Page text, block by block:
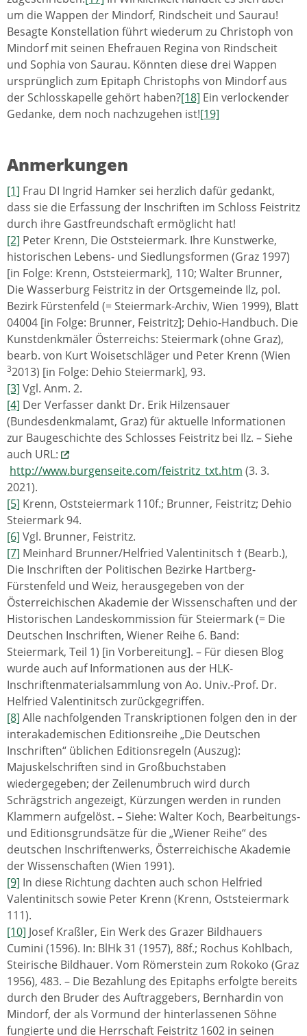
um die Wappen der Mindorf, Rindscheit und Saurau!
Besagte Konstellation führt wiederum zu Christoph von
Mindorf mit seinen Ehefrauen Regina von Rindscheit
und Sophia von Saurau. Könnten diese drei Wappen
ursprünglich zum Epitaph Christophs von Mindorf aus
der Schlosskapelle gehört haben?[18] Ein verlockender
Gedanke, dem noch nachzugehen ist![19]
Anmerkungen
[1] Frau DI Ingrid Hamker sei herzlich dafür gedankt,
dass sie die Erfassung der Inschriften im Schloss Feistritz
durch ihre Gastfreundschaft ermöglicht hat!
[2] Peter Krenn, Die Oststeiermark. Ihre Kunstwerke,
historischen Lebens- und Siedlungsformen (Graz 1997)
[in Folge: Krenn, Oststeiermark], 110; Walter Brunner,
Die Wasserburg Feistritz in der Ortsgemeinde Ilz, pol.
Bezirk Fürstenfeld (= Steiermark-Archiv, Wien 1999), Blatt
04004 [in Folge: Brunner, Feistritz]; Dehio-Handbuch. Die
Kunstdenkmäler Österreichs: Steiermark (ohne Graz),
bearb. von Kurt Woisetschläger und Peter Krenn (Wien
32013) [in Folge: Dehio Steiermark], 93.
[3] Vgl. Anm. 2.
[4] Der Verfasser dankt Dr. Erik Hilzensauer
(Bundesdenkmalamt, Graz) für aktuelle Informationen
zur Baugeschichte des Schlosses Feistritz bei Ilz. – Siehe
auch URL:
http://www.burgenseite.com/feistritz_txt.htm (3. 3.
2021).
[5] Krenn, Oststeiermark 110f.; Brunner, Feistritz; Dehio
Steiermark 94.
[6] Vgl. Brunner, Feistritz.
[7] Meinhard Brunner/Helfried Valentinitsch † (Bearb.),
Die Inschriften der Politischen Bezirke Hartberg-
Fürstenfeld und Weiz, herausgegeben von der
Österreichischen Akademie der Wissenschaften und der
Historischen Landeskommission für Steiermark (= Die
Deutschen Inschriften, Wiener Reihe 6. Band:
Steiermark, Teil 1) [in Vorbereitung]. – Für diesen Blog
wurde auch auf Informationen aus der HLK-
Inschriftenmaterialsammlung von Ao. Univ.-Prof. Dr.
Helfried Valentinitsch zurückgegriffen.
[8] Alle nachfolgenden Transkriptionen folgen den in der
interakademischen Editionsreihe „Die Deutschen
Inschriften“ üblichen Editionsregeln (Auszug):
Majuskelschriften sind in Großbuchstaben
wiedergegeben; der Zeilenumbruch wird durch
Schrägstrich angezeigt, Kürzungen werden in runden
Klammern aufgelöst. – Siehe: Walter Koch, Bearbeitungs-
und Editionsgrundsätze für die „Wiener Reihe“ des
deutschen Inschriftenwerks, Österreichische Akademie
der Wissenschaften (Wien 1991).
[9] In diese Richtung dachten auch schon Helfried
Valentinitsch sowie Peter Krenn (Krenn, Oststeiermark
111).
[10] Josef Kraßler, Ein Werk des Grazer Bildhauers
Cumini (1596). In: BlHk 31 (1957), 88f.; Rochus Kohlbach,
Steirische Bildhauer. Vom Römerstein zum Rokoko (Graz
1956), 483. – Die Bezahlung des Epitaphs erfolgte bereits
durch den Bruder des Auftraggebers, Bernhardin von
Mindorf, der als Vormund der hinterlassenen Söhne
fungierte und die Herrschaft Feistritz 1602 in seinen